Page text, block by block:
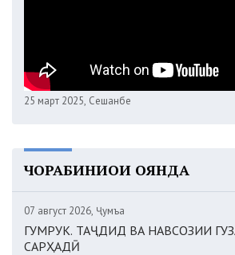
25 март 2025, Сешанбе
ЧОРАБИНИҲОИ ОЯНДА
07 август 2026, Ҷумъа
ГУМРУК. ТАҶДИД ВА НАВСОЗИИ
САРҲАДӢ